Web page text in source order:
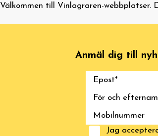
Välkommen till Vinlagraren-webbplatser.
Anmäl dig till
Jag